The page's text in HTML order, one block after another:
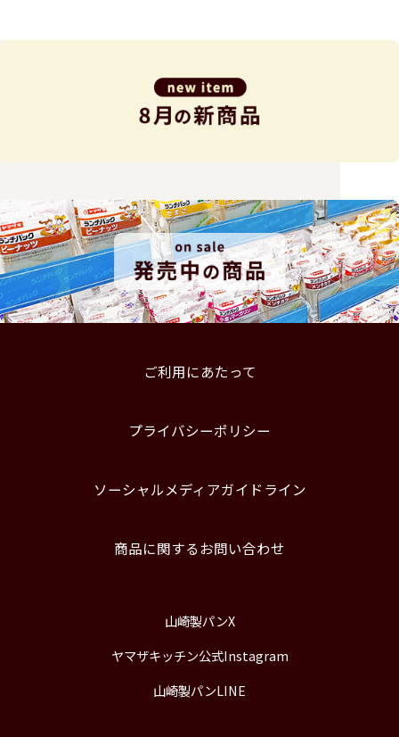
ご利用にあたって
プライバシーポリシー
ソーシャルメディアガイドライン
商品に関するお問い合わせ
山崎製パンX
ヤマザキッチン公式Instagram
山崎製パンLINE